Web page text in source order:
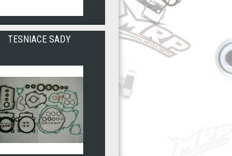
TESNIACE SADY